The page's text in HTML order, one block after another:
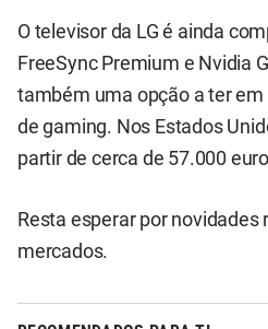
O televisor da LG é ainda
FreeSync Premium e Nvidia
também uma opção a ter
de gaming. Nos Estados
partir de cerca de 57.000
Resta esperar por novidades
mercados.